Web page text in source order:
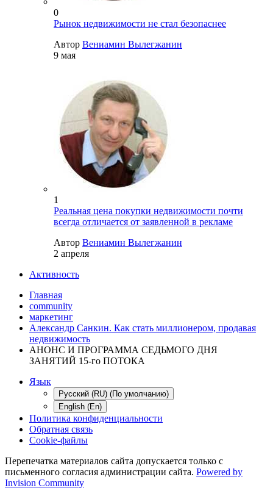
0
Рынок недвижимости не стал безопаснее
Автор Вениамин Вылегжанин
9 мая
1
Реальная цена покупки недвижимости почти
всегда отличается от заявленной в рекламе
Автор Вениамин Вылегжанин
2 апреля
Активность
Главная
community
маркетинг
Александр Санкин. Как стать миллионером, продавая
недвижимость
АНОНС И ПРОГРАММА СЕДЬМОГО ДНЯ
ЗАНЯТИЙ 15-го ПОТОКА
Язык
Русский (RU) (По умолчанию)
English (En)
Политика конфиденциальности
Обратная связь
Cookie-файлы
Перепечатка материалов сайта допускается только с
письменного согласия администрации сайта. Powered by
Invision Community